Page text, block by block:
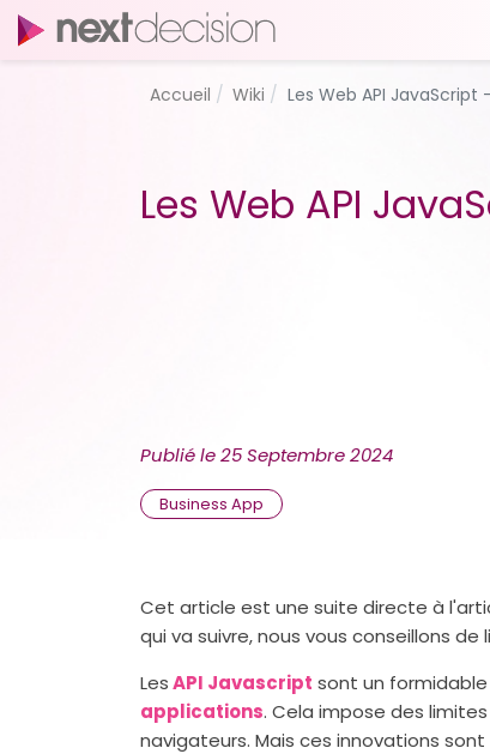
Accueil Wiki Les Web API JavaScript
Les Web API
Publié le25 Septembre 2024
Business App
Cet article est une suite directe à
qui va suivre, nous vous conseillons de
LesAPI Javascript sont un formidable
applications. Cela impose des
navigateurs. Mais ces innovations